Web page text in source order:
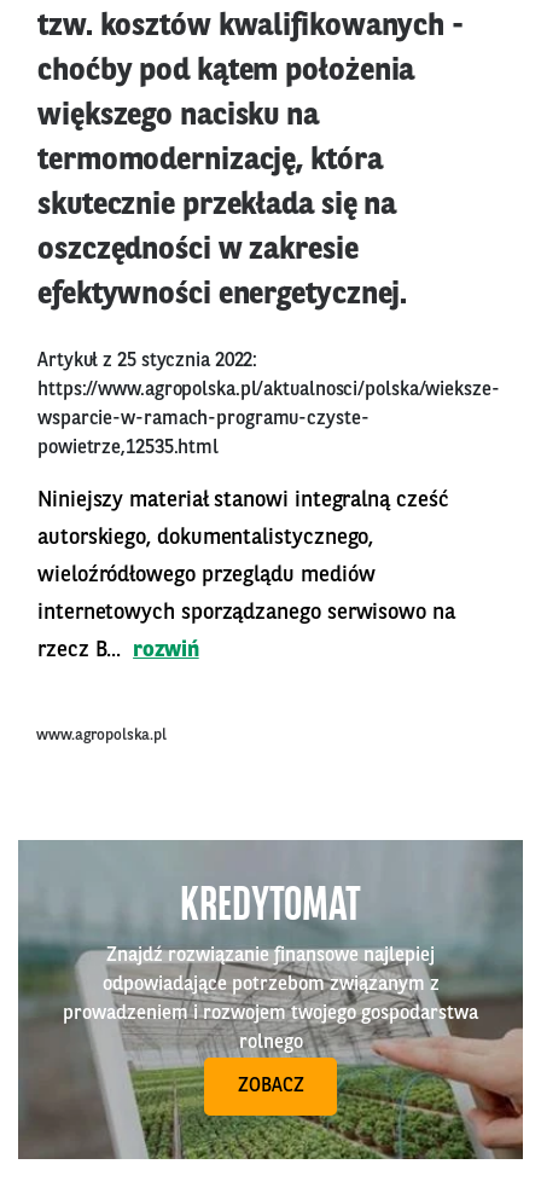
tzw. kosztów kwalifikowanych -
choćby pod kątem położenia
większego nacisku na
termomodernizację, która
skutecznie przekłada się na
oszczędności w zakresie
efektywności energetycznej.
Artykuł z 25 stycznia 2022:
https://www.agropolska.pl/aktualnosci/polska/wieksze-
wsparcie-w-ramach-programu-czyste-
powietrze,12535.html
Niniejszy materiał stanowi integralną cześć
autorskiego, dokumentalistycznego,
wieloźródłowego przeglądu mediów
internetowych sporządzanego serwisowo na
rzecz B...
rozwiń
www.agropolska.pl
KREDYTOMAT
Znajdź rozwiązanie finansowe najlepiej
odpowiadające potrzebom związanym z
prowadzeniem i rozwojem twojego gospodarstwa
rolnego
ZOBACZ